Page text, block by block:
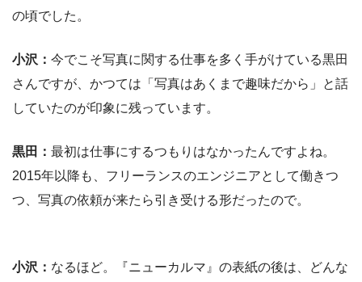
の頃でした。
小沢： 今でこそ写真に関する仕事を多く手がけている黒田
さんですが、かつては「写真はあくまで趣味だから」と話
していたのが印象に残っています。
黒田： 最初は仕事にするつもりはなかったんですよね。
2015年以降も、フリーランスのエンジニアとして働きつ
つ、写真の依頼が来たら引き受ける形だったので。
小沢： なるほど。『ニューカルマ』の表紙の後は、どんな